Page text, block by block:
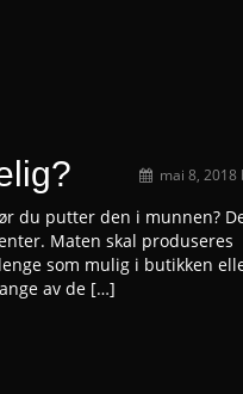
mai 8, 2018
du putter den i munnen?
Maten skal produseres
som mulig i butikken
av de […]